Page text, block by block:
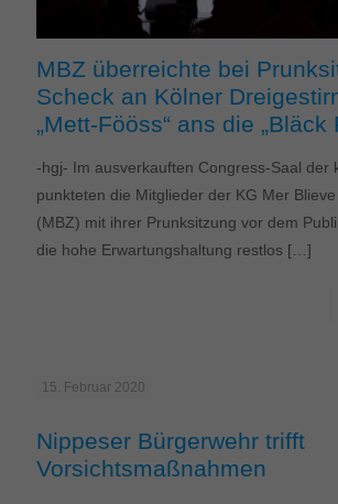
MBZ überreichte bei
Scheck an Kölner
„Mett-Fööss“ ans die „Bläck
-hgj- Im ausverkauften Congress-Saal der
punkteten die Mitglieder der KG Mer
(MBZ) mit ihrer Prunksitzung vor dem
die hohe Erwartungshaltung restlos […]
15. Februar 2020
Nippeser Bürgerwehr trifft
Vorsichtsmaßnahmen